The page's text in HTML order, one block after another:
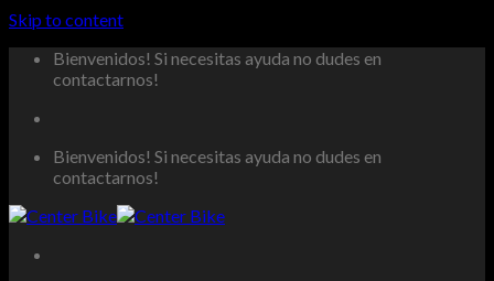
Skip to content
Bienvenidos! Si necesitas ayuda no dudes en
contactarnos!
Bienvenidos! Si necesitas ayuda no dudes en
contactarnos!